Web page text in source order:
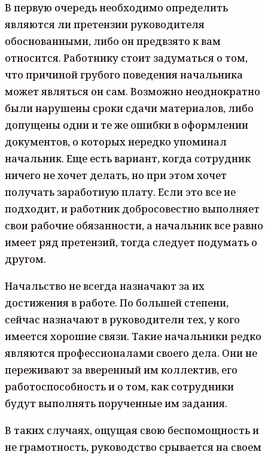
В первую очередь необходимо определить
являются ли претензии руководителя
обоснованными, либо он предвзято к вам
относится. Работнику стоит задуматься о том,
что причиной грубого поведения начальника
может являться он сам. Возможно неоднократно
были нарушены сроки сдачи материалов, либо
допущены одни и те же ошибки в оформлении
документов, о которых нередко упоминал
начальник. Еще есть вариант, когда сотрудник
ничего не хочет делать, но при этом хочет
получать заработную плату. Если это все не
подходит, и работник добросовестно выполняет
свои рабочие обязанности, а начальник все равно
имеет ряд претензий, тогда следует подумать о
другом.
Начальство не всегда назначают за их
достижения в работе. По большей степени,
сейчас назначают в руководители тех, у кого
имеется хорошие связи. Такие начальники редко
являются профессионалами своего дела. Они не
переживают за вверенный им коллектив, его
работоспособность и о том, как сотрудники
будут выполнять порученные им задания.
В таких случаях, ощущая свою беспомощность и
не грамотность, руководство срывается на своем